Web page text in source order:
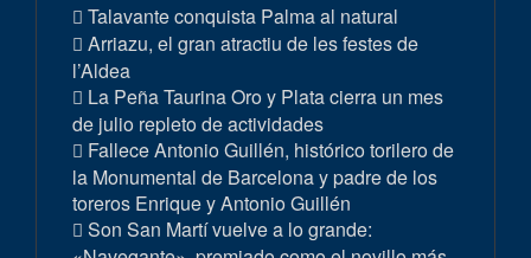
Talavante conquista Palma al natural
Arriazu, el gran atractiu de les festes de
l’Aldea
La Peña Taurina Oro y Plata cierra un mes
de julio repleto de actividades
Fallece Antonio Guillén, histórico torilero de
la Monumental de Barcelona y padre de los
toreros Enrique y Antonio Guillén
Son San Martí vuelve a lo grande: